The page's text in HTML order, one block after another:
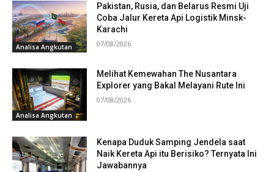
Analisa Angkutan
Pakistan, Rusia, dan Belarus Resmi Uji
Coba Jalur Kereta Api Logistik Minsk-
Karachi
07/08/2026
Analisa Angkutan
Melihat Kemewahan The Nusantara
Explorer yang Bakal Melayani Rute Ini
07/08/2026
Kenapa Duduk Samping Jendela saat
Naik Kereta Api itu Berisiko? Ternyata Ini
Jawabannya